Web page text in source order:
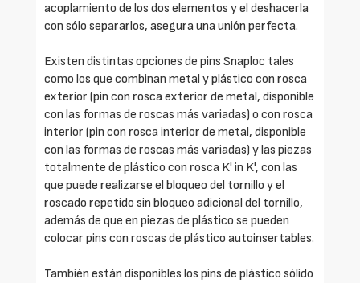
acoplamiento de los dos elementos y el deshacerla
con sólo separarlos, asegura una unión perfecta.
Existen distintas opciones de pins Snaploc tales
como los que combinan metal y plástico con rosca
exterior (pin con rosca exterior de metal, disponible
con las formas de roscas más variadas) o con rosca
interior (pin con rosca interior de metal, disponible
con las formas de roscas más variadas) y las piezas
totalmente de plástico con rosca K' in K', con las
que puede realizarse el bloqueo del tornillo y el
roscado repetido sin bloqueo adicional del tornillo,
además de que en piezas de plástico se pueden
colocar pins con roscas de plástico autoinsertables.
También están disponibles los pins de plástico sólido